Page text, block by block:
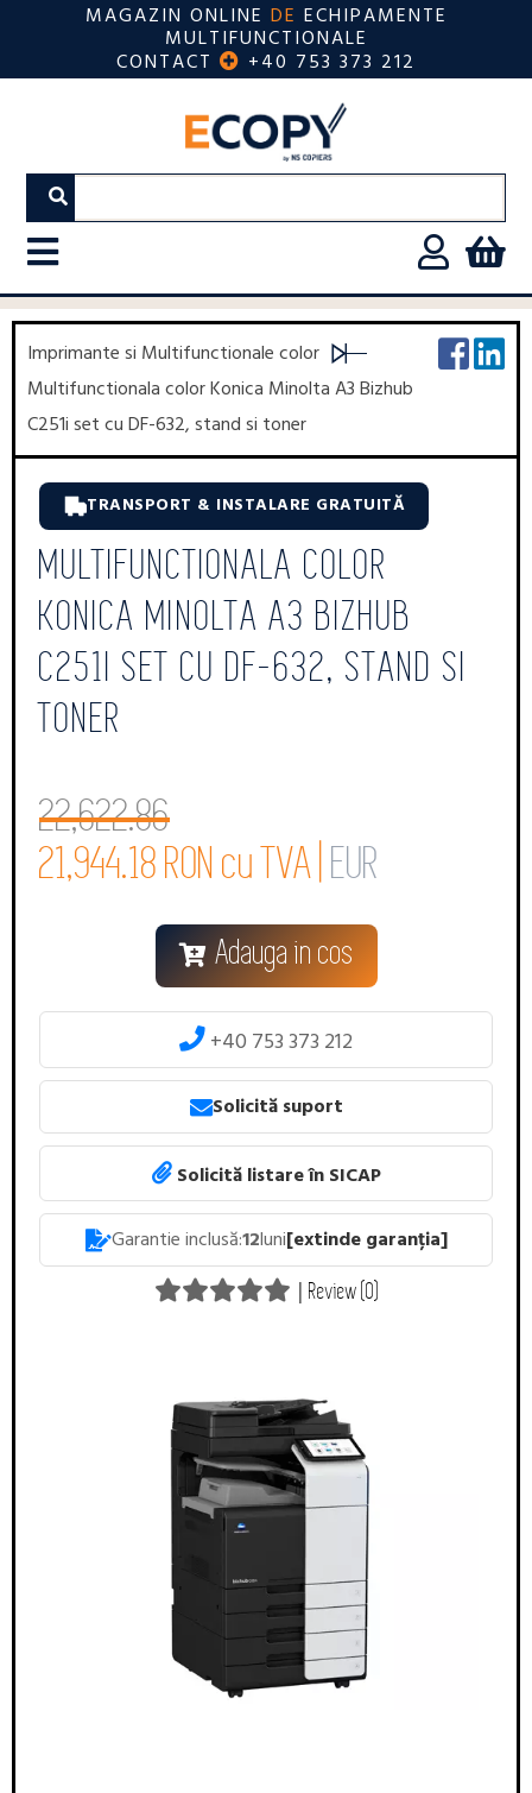
MAGAZIN ONLINE DE ECHIPAMENTE
MULTIFUNCTIONALE
CONTACT +40 753 373 212
Imprimante si Multifunctionale color
Multifunctionala color Konica Minolta A3 Bizhub
C251i set cu DF-632, stand si toner
TRANSPORT & INSTALARE GRATUITĂ
MULTIFUNCTIONALA COLOR
KONICA MINOLTA A3 BIZHUB
C251I SET CU DF-632, STAND SI
TONER
22,622.86
21,944.18 RON cu TVA | EUR
Adauga in cos
+40 753 373 212
Solicită suport
Solicită listare în SICAP
Garantie inclusă:12luni[extinde garanția]
| Review (0)